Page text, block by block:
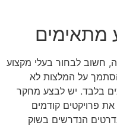
מתאימים
חשוב לבחור בעלי מקצוע
על המלצות לא
בלבד. יש לבצע מחקר
פרויקטים קודמים
הנדרשים בשוק